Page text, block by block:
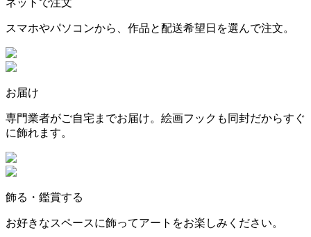
ネットで注文
スマホやパソコンから、作品と配送希望日を選んで注文。
お届け
専門業者がご自宅までお届け。絵画フックも同封だからすぐ
に飾れます。
飾る・鑑賞する
お好きなスペースに飾ってアートをお楽しみください。